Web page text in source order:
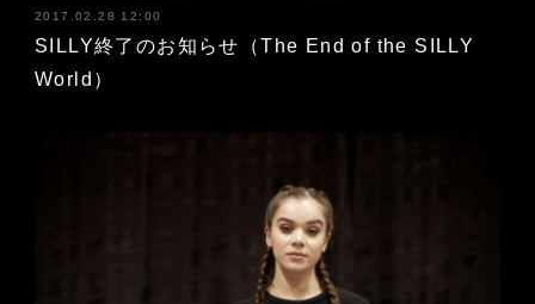
2017.02.28 12:00
SILLY終了のお知らせ（The End of the SILLY
World）